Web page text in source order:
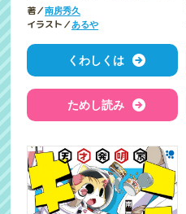
著／南房秀久
イラスト／あるや
くわしくは
ためし読み